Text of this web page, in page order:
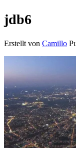
jdb6
Erstellt von Camillo